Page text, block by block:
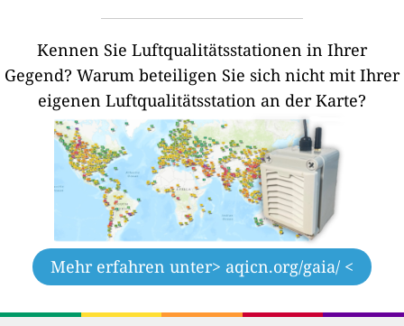
Kennen Sie Luftqualitätsstationen in Ihrer
Gegend? Warum beteiligen Sie sich nicht mit Ihrer
eigenen Luftqualitätsstation an der Karte?
Mehr erfahren unter> aqicn.org/gaia/ <